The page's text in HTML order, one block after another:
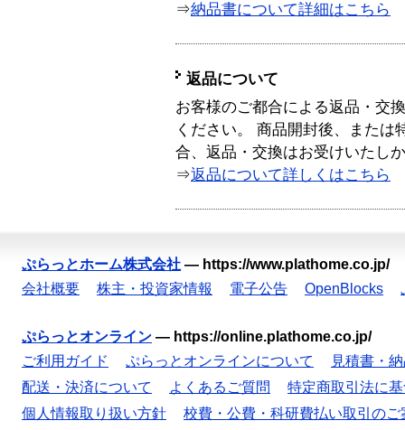
⇒納品書について詳細はこちら
返品について
お客様のご都合による返品・交
ください。 商品開封後、または
合、返品・交換はお受けいたし
⇒返品について詳しくはこちら
ぷらっとホーム株式会社 — https://www.plathome.co.jp/
会社概要
株主・投資家情報 電子公告 OpenBlocks
ぷらっとオンライン — https://online.plathome.co.jp/
ご利用ガイド
ぷらっとオンラインについて
見積書・
配送・決済について
よくあるご質問
特定商取引法に
個人情報取り扱い方針
校費・公費・科研費払い取引のご